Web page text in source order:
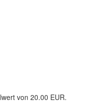
von 20.00 EUR.